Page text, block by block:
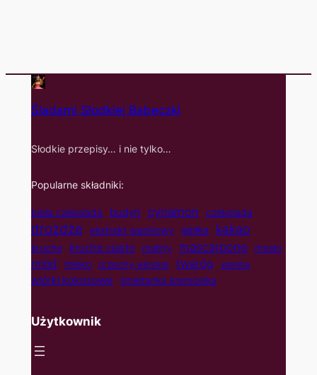
Śladami Słodkiej Babeczki
Słodkie przepisy… i nie tylko…
Popularne składniki:
biała czekolada budyń cynamon czekolada
drożdże ekstrakt waniliowy jabłka kakao
kruche kruche ciasto maliny mascarpone masło
miód mleko orzechy włoskie twaróg wanilia
wiórki kokosowe śmietanka kremówka
Użytkownik